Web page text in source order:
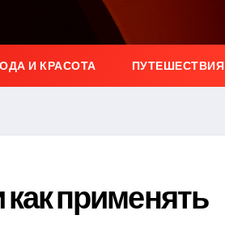
И КРАСОТА ПУТЕШЕСТВИЯ
применять